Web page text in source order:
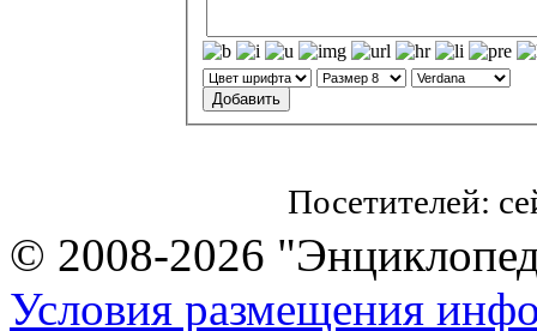
Посетителей:
© 2008-2026
Условия размещения